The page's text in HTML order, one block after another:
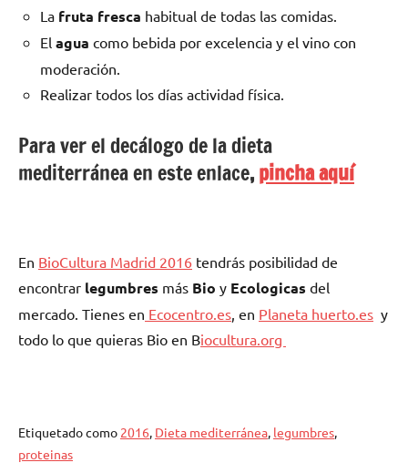
La fruta fresca habitual de todas las comidas.
El agua como bebida por excelencia y el vino con
moderación.
Realizar todos los días actividad física.
Para ver el decálogo de la dieta
mediterránea en este enlace,pincha aquí
En BioCultura Madrid 2016 tendrás posibilidad de
encontrar legumbres más Bio y Ecologicas del
mercado. Tienes en Ecocentro.es, en Planeta huerto.es y
todo lo que quieras Bio en Biocultura.org
Etiquetado como 2016, Dieta mediterránea, legumbres,
proteinas